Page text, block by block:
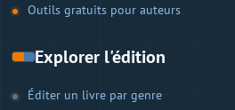
Outils gratuits pour auteurs
Explorer l'édition
Éditer un livre par genre